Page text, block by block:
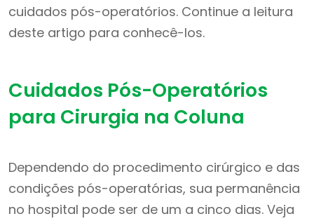
cuidados pós-operatórios. Continue a leitura
deste artigo para conhecê-los.
Cuidados Pós-Operatórios
para Cirurgia na Coluna
Dependendo do procedimento cirúrgico e das
condições pós-operatórias, sua permanência
no hospital pode ser de um a cinco dias. Veja